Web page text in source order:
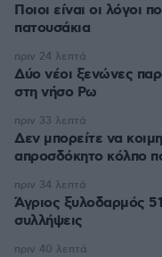
Ποιοι είναι οι λόγοι
πατουσάκια
Δύο νέοι ξενώνες
στη νήσο Ρω
πριν 24 λεπτά
Δεν μπορείτε να
απροσδόκητο κόλπο
πριν 33 λεπτά
Άγριος ξυλοδαρμός
συλλήψεις
πριν 34 λεπτά
πριν 40 λεπτά